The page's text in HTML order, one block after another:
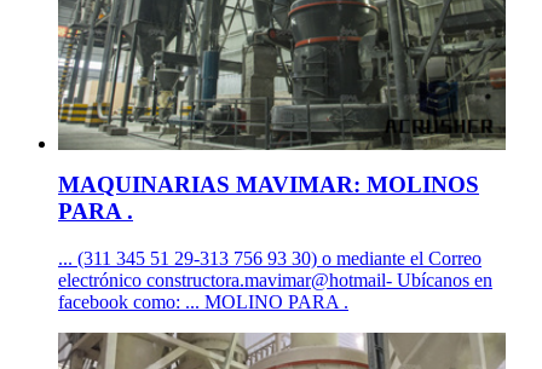
MAQUINARIAS MAVIMAR: MOLINOS
PARA .
... (311 345 51 29-313 756 93 30) o mediante el Correo
electrónico constructora.mavimar@hotmail- Ubícanos en
facebook como: ... MOLINO PARA .